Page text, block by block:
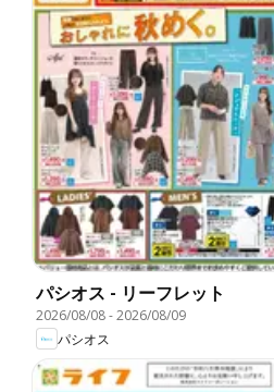
パシオス - リーフレット
2026/08/08-2026/08/09
パシオス